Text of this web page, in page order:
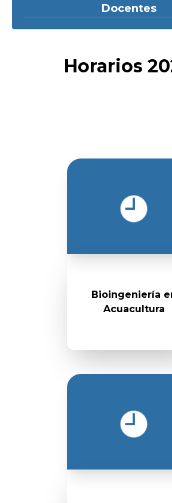
Docentes
Horarios
Bioingeniería
Acuacultura